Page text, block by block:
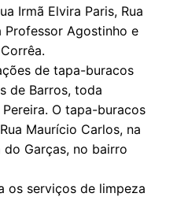
Irmã Elvira Paris, Rua
Professor Agostinho e
de tapa-buracos
de Barros, toda
O tapa-buracos
Maurício Carlos, na
do Garças, no bairro
os serviços de limpeza